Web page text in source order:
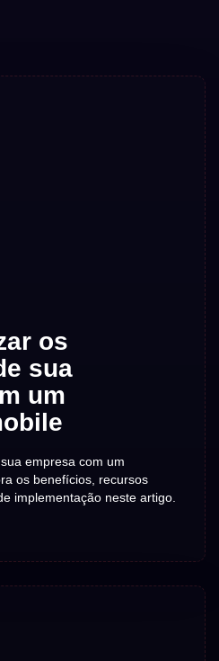
os
sua
um
empresa com um
os benefícios, recursos
implementação neste artigo.